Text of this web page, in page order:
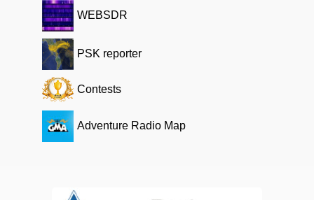
WEBSDR
PSK reporter
Contests
Adventure Radio Map